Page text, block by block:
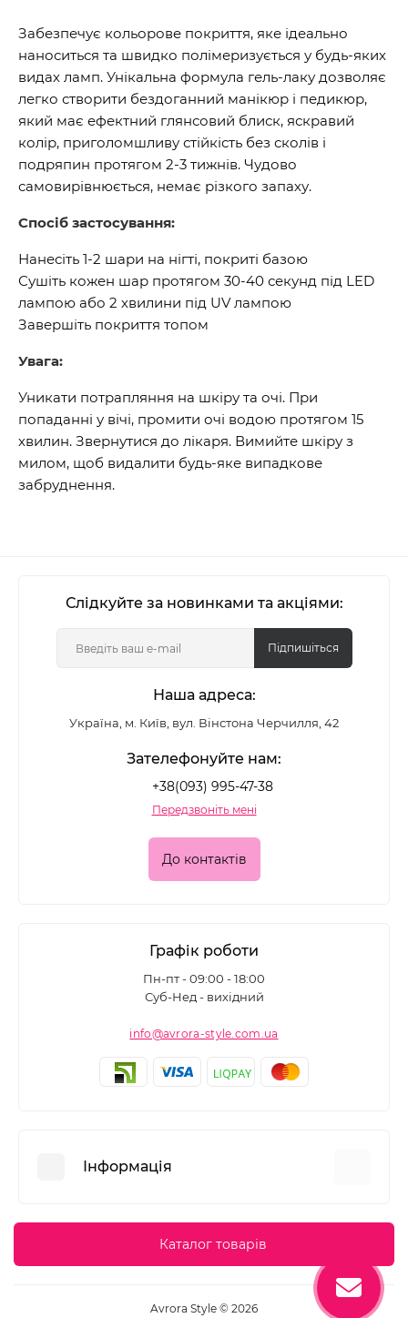
Забезпечує кольорове покриття, яке ідеально
наноситься та швидко полімеризується у будь-яких
видах ламп. Унікальна формула гель-лаку дозволяє
легко створити бездоганний манікюр і педикюр,
який має ефектний глянсовий блиск, яскравий
колір, приголомшливу стійкість без сколів і
подряпин протягом 2-3 тижнів. Чудово
самовирівнюється, немає різкого запаху.
Спосіб застосування:
Нанесіть 1-2 шари на нігті, покриті базою
Сушіть кожен шар протягом 30-40 секунд під LED
лампою або 2 хвилини під UV лампою
Завершіть покриття топом
Увага:
Уникати потрапляння на шкіру та очі. При
попаданні у вічі, промити очі водою протягом 15
хвилин. Звернутися до лікаря. Вимийте шкіру з
милом, щоб видалити будь-яке випадкове
забруднення.
Слідкуйте за новинками та акціями:
Підпишіться
Наша адреса:
Україна, м. Київ, вул. Вінстона Черчилля, 42
Зателефонуйте нам:
+38(093) 995-47-38
Передзвоніть мені
До контактів
Графік роботи
Пн-пт - 09:00 - 18:00
Суб-Нед - вихідний
info@avrora-style.com.ua
Інформація
Угода користувача
Повернення товару
Каталог товарів
Avrora Style © 2026